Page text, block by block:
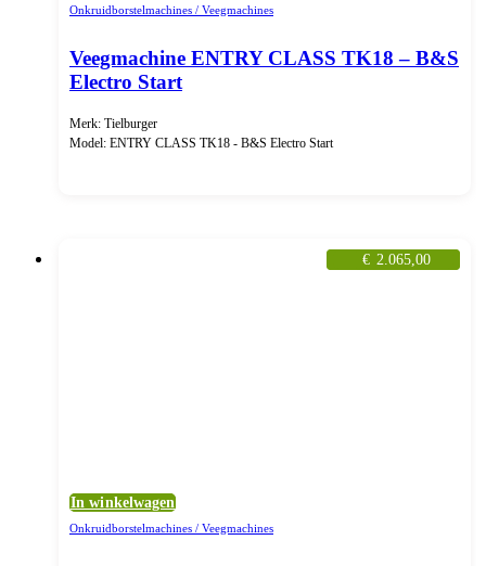
Onkruidborstelmachines / Veegmachines
Veegmachine ENTRY CLASS TK18 – B&S
Electro Start
Merk: Tielburger
Model: ENTRY CLASS TK18 - B&S Electro Start
€ 2.065,00
In winkelwagen
Onkruidborstelmachines / Veegmachines